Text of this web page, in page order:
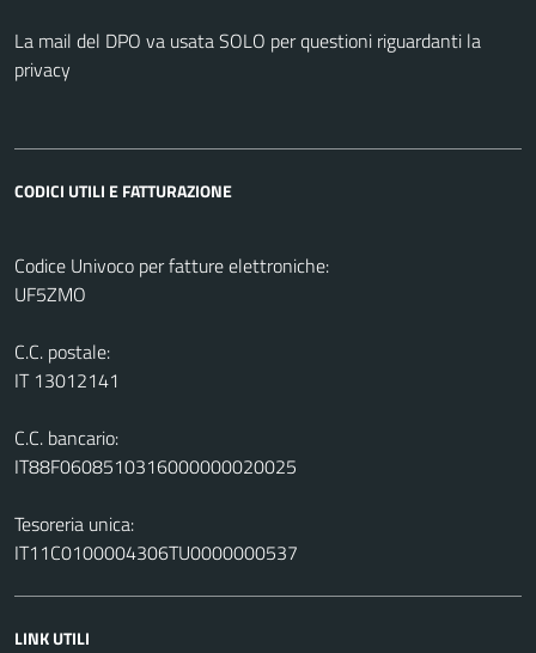
La mail del DPO va usata SOLO per questioni riguardanti la
privacy
CODICI UTILI E FATTURAZIONE
Codice Univoco per fatture elettroniche:
UF5ZMO
C.C. postale:
IT 13012141
C.C. bancario:
IT88F0608510316000000020025
Tesoreria unica:
IT11C0100004306TU0000000537
LINK UTILI